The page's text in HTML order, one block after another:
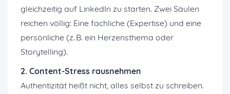
gleichzeitig auf LinkedIn zu starten. Zwei Säulen
reichen völlig: Eine fachliche (Expertise) und eine
persönliche (z. B. ein Herzensthema oder
Storytelling).
2. Content-Stress rausnehmen
Authentizität heißt nicht, alles selbst zu schreiben.